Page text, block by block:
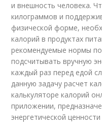
и внешность человека.
килограммов и
физической форме,
калорий в продуктах
рекомендуемые нормы
подсчитывать вручную
каждый раз перед едой
данную задачу расчет
калькуляторе калорий
приложении,
энергетической